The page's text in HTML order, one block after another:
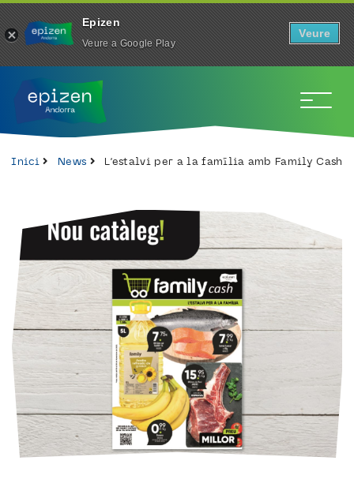
Inici News L’estalvi per a la família amb Family Cash
Epizen
Veure a Google Play
Veure